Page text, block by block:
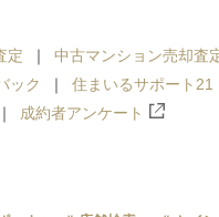
定
中古マンション売却査
ック
住まいるサポート21
成約者アンケート